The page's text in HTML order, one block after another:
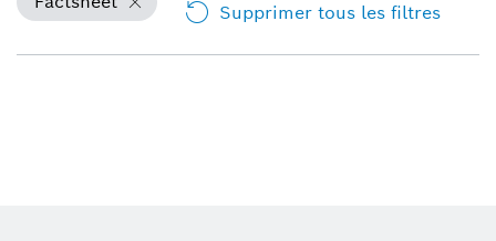
Supprimer tous les filtres